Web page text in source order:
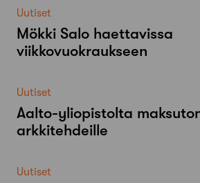
Uutiset
Mökki Salo haettavissa
viikkovuokraukseen
Uutiset
Aalto-​yliopistolta
arkkitehdeille
Uutiset